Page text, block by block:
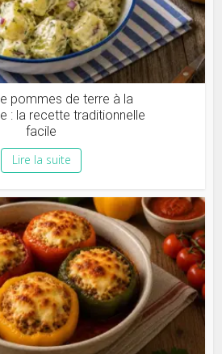
pommes de terre à la
: la recette traditionnelle
facile
Lire la suite